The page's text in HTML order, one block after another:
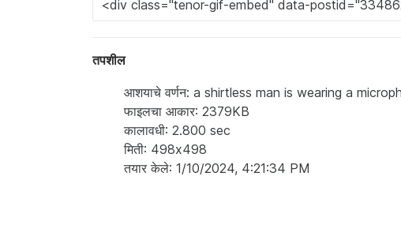
तपशील
आशयाचे वर्णन: a shirtless man is wearing a
फाइलचा आकार: 2379KB
कालावधी: 2.800 sec
मिती: 498x498
तयार केले: 1/10/2024, 4:21:34 PM